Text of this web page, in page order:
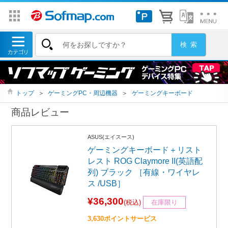
トップ ＞ ゲーミングPC・周辺機器 ＞ ゲーミングキーボード
商品レビュー
ASUS(エイスース)
ゲーミングキーボード＋リスト
レスト ROG Claymore II(英語配
列) ブラック ［有線・ワイヤレ
ス /USB］
¥36,300(税込) 在庫限り
3,630ポイントサービス